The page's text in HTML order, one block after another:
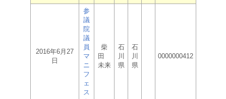
2016年6月27
日
参
議
院
議
員
マ
ニ
フ
ェ
ス
柴
田
未来
石
川
県
石
川
県
0000000412